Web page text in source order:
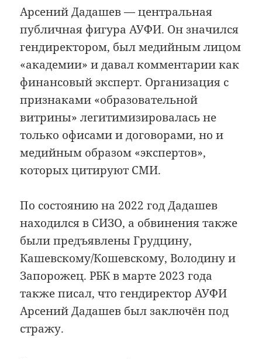
Арсений Дадашев — центральная
публичная фигура АУФИ. Он значился
гендиректором, был медийным лицом
«академии» и давал комментарии как
финансовый эксперт. Организация с
признаками «образовательной
витрины» легитимизировалась не
только офисами и договорами, но и
медийным образом «экспертов»,
которых цитируют СМИ.
По состоянию на 2022 год Дадашев
находился в СИЗО, а обвинения также
были предъявлены Грудцину,
Кашевскому/Кошевскому, Володину и
Запорожец. РБК в марте 2023 года
также писал, что гендиректор АУФИ
Арсений Дадашев был заключён под
стражу.